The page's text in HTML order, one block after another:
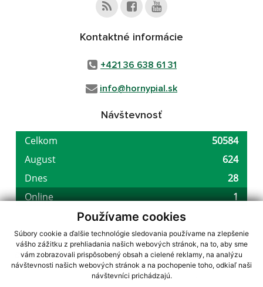
Používame cookies
Súbory cookie a ďalšie technológie sledovania používame na zlepšenie
vášho zážitku z prehliadania našich webových stránok, na to, aby sme
vám zobrazovali prispôsobený obsah a cielené reklamy, na analýzu
návštevnosti našich webových stránok a na pochopenie toho, odkiaľ naši
návštevníci prichádzajú.
Kontaktné informácie
+421 36 638 61 31
info@hornypial.sk
Návštevnosť
využite možnosť získavania aktuálnych informácií s využitím RSS
CMS systém (redakčný) systém ECHELON 2,Mapa stránok,web portál
webex.digital, s.r.o.,domény,registrácia domény